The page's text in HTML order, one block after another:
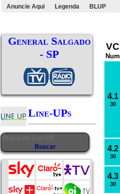
Anuncie Aqui
Legenda BLUP
General Salgado
- SP
Line-UPs
VC
Num
4.1
30
4.2
30
4.3
30